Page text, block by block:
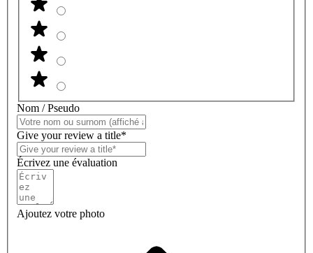
Nom / Pseudo
Give your review a title*
Écrivez une évaluation
Ajoutez votre photo